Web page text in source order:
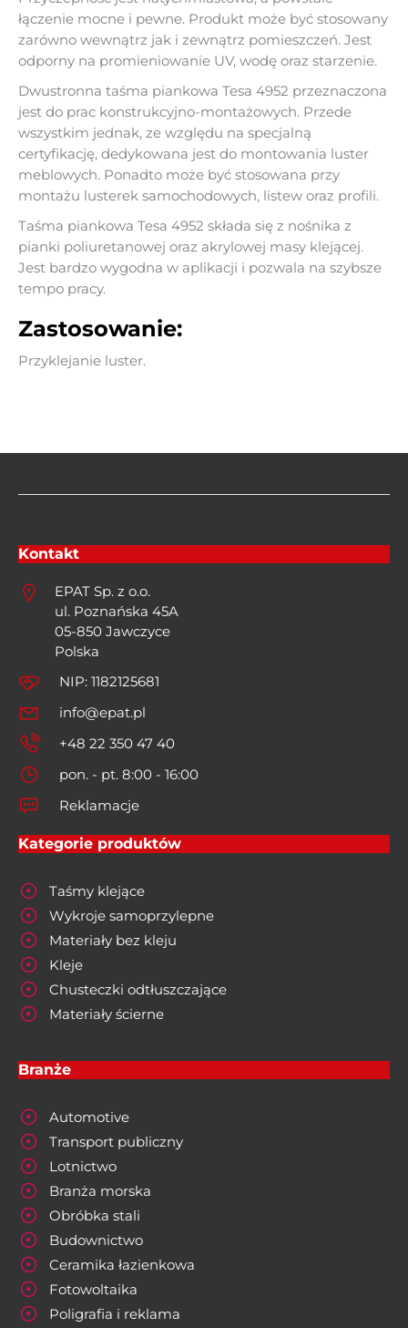
łączenie mocne i pewne. Produkt może być stosowany
zarówno wewnątrz jak i zewnątrz pomieszczeń. Jest
odporny na promieniowanie UV, wodę oraz starzenie.
Dwustronna taśma piankowa Tesa 4952 przeznaczona
jest do prac konstrukcyjno-montażowych. Przede
wszystkim jednak, ze względu na specjalną
certyfikację, dedykowana jest do montowania luster
meblowych. Ponadto może być stosowana przy
montażu lusterek samochodowych, listew oraz profili.
Taśma piankowa Tesa 4952 składa się z nośnika z
pianki poliuretanowej oraz akrylowej masy klejącej.
Jest bardzo wygodna w aplikacji i pozwala na szybsze
tempo pracy.
Zastosowanie:
Przyklejanie luster.
Kontakt
EPAT Sp. z o.o.
ul. Poznańska 45A
05-850 Jawczyce
Polska
NIP: 1182125681
info@epat.pl
+48 22 350 47 40
pon. - pt. 8:00 - 16:00
Reklamacje
Kategorie produktów
Taśmy klejące
Wykroje samoprzylepne
Materiały bez kleju
Kleje
Chusteczki odtłuszczające
Materiały ścierne
Branże
Automotive
Transport publiczny
Lotnictwo
Branża morska
Obróbka stali
Budownictwo
Ceramika łazienkowa
Fotowoltaika
Poligrafia i reklama